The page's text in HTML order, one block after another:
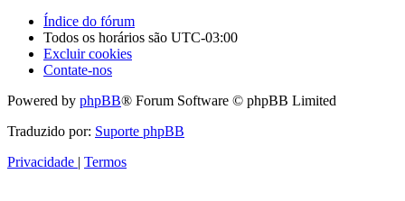
Índice do fórum
Todos os horários são UTC-03:00
Excluir cookies
Contate-nos
Powered by phpBB® Forum Software © phpBB Limited
Traduzido por: Suporte phpBB
Privacidade
Termos